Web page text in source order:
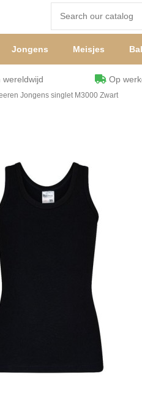
Jongens Meisjes
wereldwijd Op
Jongens singlet M3000 Zwart